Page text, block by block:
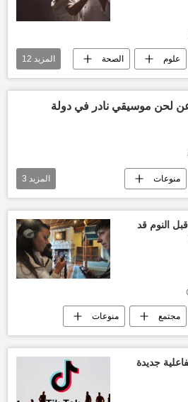
علوم الصحة
اكتئاب
المزيد 12
عن لحن موسيقي نادر في دولة
منوعات
كلاسيكية فن
المزيد 3
النوم قد
مجتمع منوعات